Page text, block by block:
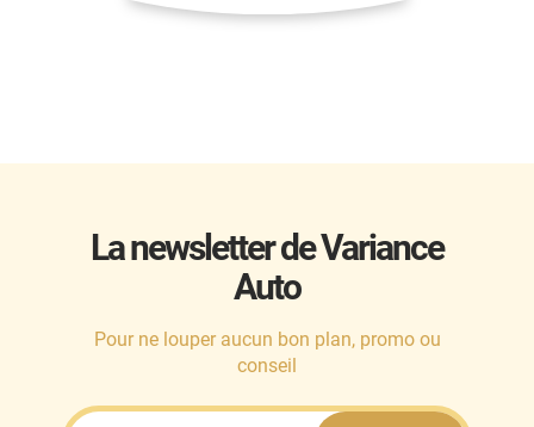
La newsletter de Variance
Auto
Pour ne louper aucun bon plan, promo ou
conseil